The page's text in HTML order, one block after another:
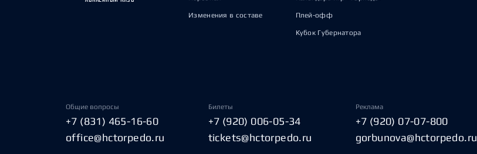
Изменения в составе Плей-офф
Кубок Губернатора
Общие вопросы
+7 (831) 465-16-60
office@hctorpedo.ru
Билеты
+7 (920) 006-05-34
tickets@hctorpedo.ru
Реклама
+7 (920) 07-07-800
gorbunova@hctorpedo.ru